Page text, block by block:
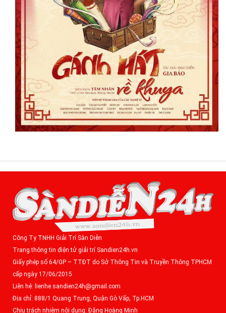
Công Ty TNHH Giải Trí Sàn Diễn
Trang thông tin điện tử giải trí Sandien24h.vn
Giấy phép số 64/GP – TTĐT do Sở Thông Tin và Truyền Thông TPHCM
cấp ngày 17/06/2015
Liên hệ: lienhe.sandien24h@gmail.com
Địa chỉ: 888/1 Quang Trung, Quận Gò Vấp, Tp.HCM
Chịu trách nhiệm nội dung: Đặng Hoàng Minh